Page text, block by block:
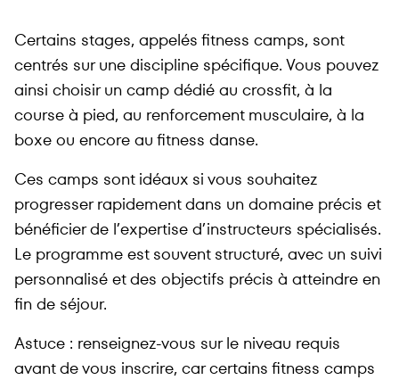
Certains stages, appelés fitness camps, sont
centrés sur une discipline spécifique. Vous pouvez
ainsi choisir un camp dédié au crossfit, à la
course à pied, au renforcement musculaire, à la
boxe ou encore au fitness danse.
Ces camps sont idéaux si vous souhaitez
progresser rapidement dans un domaine précis et
bénéficier de l’expertise d’instructeurs spécialisés.
Le programme est souvent structuré, avec un suivi
personnalisé et des objectifs précis à atteindre en
fin de séjour.
Astuce : renseignez-vous sur le niveau requis
avant de vous inscrire, car certains fitness camps